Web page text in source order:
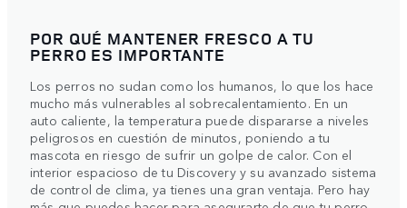
POR QUÉ MANTENER FRESCO A TU
PERRO ES IMPORTANTE
Los perros no sudan como los humanos, lo que los hace
mucho más vulnerables al sobrecalentamiento. En un
auto caliente, la temperatura puede dispararse a niveles
peligrosos en cuestión de minutos, poniendo a tu
mascota en riesgo de sufrir un golpe de calor. Con el
interior espacioso de tu Discovery y su avanzado sistema
de control de clima, ya tienes una gran ventaja. Pero hay